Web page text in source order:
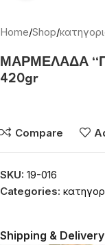
Home Shop
ΜΑΡΜΕΛΑΔΑ
420gr
Compare
SKU: 19-016
Categories:
Shipping & Delivery